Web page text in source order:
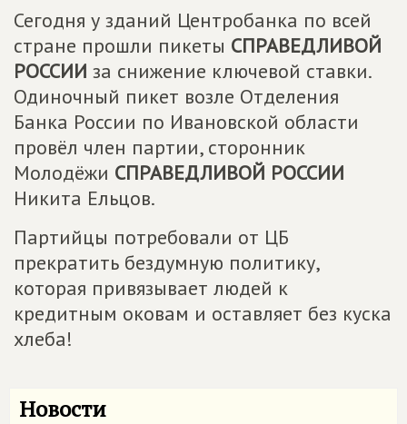
Сегодня у зданий Центробанка по всей
стране прошли пикеты СПРАВЕДЛИВОЙ
РОССИИ за снижение ключевой ставки.
Одиночный пикет возле Отделения
Банка России по Ивановской области
провёл член партии, сторонник
Молодёжи СПРАВЕДЛИВОЙ РОССИИ
Никита Ельцов.
Партийцы потребовали от ЦБ
прекратить бездумную политику,
которая привязывает людей к
кредитным оковам и оставляет без куска
хлеба!
Новости